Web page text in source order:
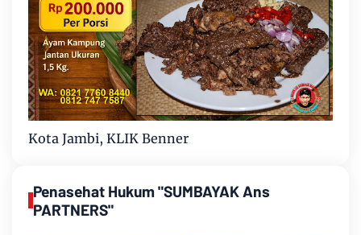
Kota Jambi, KLIK Benner
Penasehat Hukum "SUMBAYAK Ans
PARTNERS"